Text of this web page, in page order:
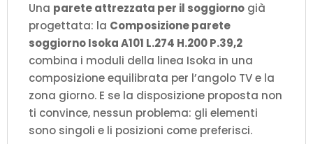
Una parete attrezzata per il soggiorno già
progettata: la Composizione parete
soggiorno Isoka A101 L.274 H.200 P.39,2
combina i moduli della linea Isoka in una
composizione equilibrata per l’angolo TV e la
zona giorno. E se la disposizione proposta non
ti convince, nessun problema: gli elementi
sono singoli e li posizioni come preferisci.